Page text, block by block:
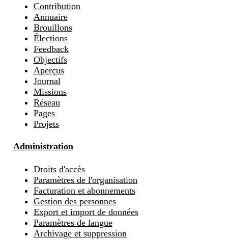
Contribution
Annuaire
Brouillons
Élections
Feedback
Objectifs
Aperçus
Journal
Missions
Réseau
Pages
Projets
Administration
Droits d'accès
Paramètres de l'organisation
Facturation et abonnements
Gestion des personnes
Export et import de données
Paramètres de langue
Archivage et suppression